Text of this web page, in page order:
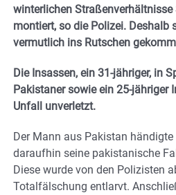
winterlichen Straßenverhältnisse
montiert, so die Polizei. Deshalb
vermutlich ins Rutschen
Die Insassen, ein 31-jähriger, in
Pakistaner sowie ein 25-jähriger
Unfall unverletzt.
Der Mann aus Pakistan
daraufhin seine pakistanische
Diese wurde von den Polizisten
Totalfälschung entlarvt.